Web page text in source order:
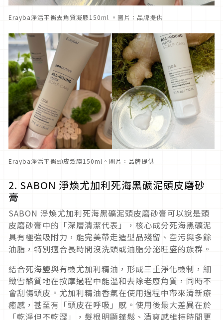
Erayba淨活平衡去角質凝膠150ml 。圖片：品牌提供
Erayba淨活平衡頭皮髮膜150ml。圖片：品牌提供
2. SABON 淨煥尤加利死海黑礦泥頭皮磨砂
膏
SABON 淨煥尤加利死海黑礦泥頭皮磨砂膏可以說是頭
皮磨砂膏中的「深層清潔代表」，核心成分死海黑礦泥
具有極強吸附力，能完美帶走造型品殘留、空污與多餘
油脂，特別適合長時間沒洗頭或油脂分泌旺盛的族群。
結合死海鹽與有機尤加利精油，形成三重淨化機制，細
緻雪酪質地在按摩過程中能溫和去除老廢角質，同時不
會刮傷頭皮。尤加利精油香氣在使用過程中帶來清新療
癒感，甚至有「頭皮在呼吸」感。使用後最大差異在於
「乾淨但不乾澀」，髮根明顯蓬鬆、清爽感維持時間更